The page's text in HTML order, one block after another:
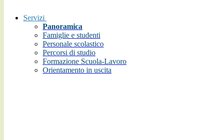
Servizi
Panoramica
Famiglie e studenti
Personale scolastico
Percorsi di studio
Formazione Scuola-Lavoro
Orientamento in uscita